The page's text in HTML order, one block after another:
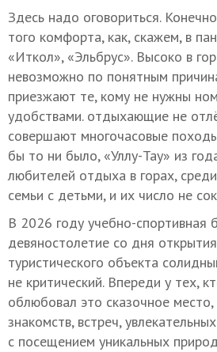
Здесь надо оговориться.
того комфорта, как, скажем, в
«Иткол», «Эльбрус». Высоко в
невозможно по понятным
приезжают те, кому не нужны
удобствами. отдыхающие не
совершают многочасовые
бы то ни было, «Уллу-Тау» из
любителей отдыха в горах,
семьи с детьми, и их число не
В 2026 году учебно-спортивная
девяностолетие со дня
туристического объекта
не критический. Впереди у тех,
облюбовал это сказочное
знакомств, встреч,
с посещением уникальных